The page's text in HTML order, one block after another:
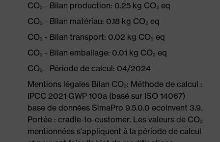
CO₂ - Bilan production: 0.25 kg CO₂ eq
CO₂ - Bilan matériau: 0.18 kg CO₂ eq
CO₂ - Bilan transport: 0.02 kg CO₂ eq
CO₂ - Bilan emballage: 0.01 kg CO₂ eq
CO₂ - Période de calcul: 04/2024
Mentions légales Bilan CO₂: Méthode de calcul :
IPCC 2021 GWP 100a (basé sur ISO 14067)
base de données SimaPro 9.5.0.0 ecoinvent 3.9.
Portée : cradle-to-customer. Les valeurs de CO₂
mentionnées s'appliquent à la période de calcul